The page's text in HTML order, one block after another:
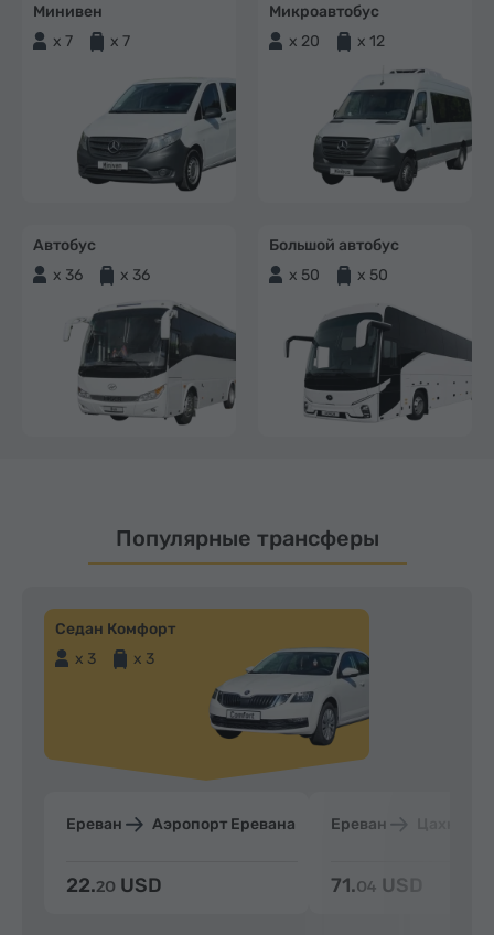
Минивен
x 7
x 7
Микроавтобус
x 20
x 12
Автобус
x 36
x 36
Большой автобус
x 50
x 50
Популярные трансферы
Седан Комфорт
x 3
x 3
Ереван Аэропорт Еревана
22.20 USD
Ереван
71.04 USD